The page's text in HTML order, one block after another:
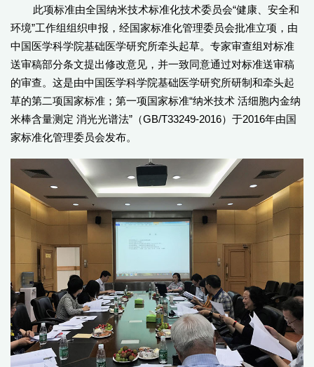
此项标准由全国纳米技术标准化技术委员会“健康、安全和
环境”工作组组织申报，经国家标准化管理委员会批准立项，由
中国医学科学院基础医学研究所牵头起草。专家审查组对标准
送审稿部分条文提出修改意见，并一致同意通过对标准送审稿
的审查。这是由中国医学科学院基础医学研究所研制和牵头起
草的第二项国家标准；第一项国家标准“纳米技术 活细胞内金纳
米棒含量测定 消光光谱法”（GB/T33249-2016）于2016年由国
家标准化管理委员会发布。